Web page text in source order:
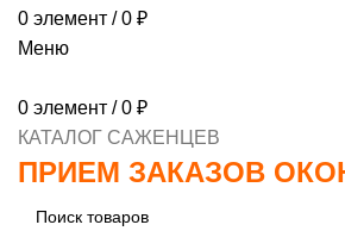
0 элемент / 0 ₽
Меню
0 элемент / 0 ₽
КАТАЛОГ САЖЕНЦЕВ
ПРИЕМ ЗАКАЗОВ